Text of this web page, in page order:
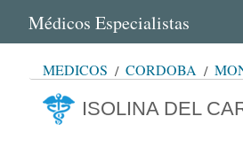
Médicos Especialistas
MÉDICOS CÓRDOBA
ISOLINA DEL